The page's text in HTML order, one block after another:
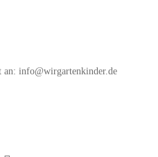
an: info@wirgartenkinder.de